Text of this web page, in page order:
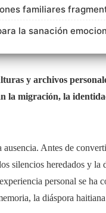
familiares
la sanación
y archivos
la migración, la
Antes de
silencios heredados y
personal se ha
la diáspora